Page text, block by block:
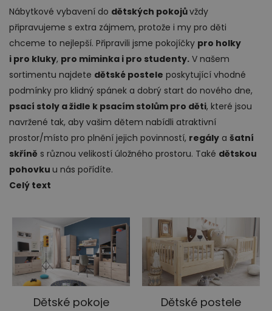
Obývací pokoj
Ložnice
Dětský nábytek
Nábytkové vybavení do dětských pokojůvždy
připravujeme s extra zájmem, protože i my pro děti
chceme to nejlepší. Připravili jsme pokojíčky pro holky
i pro kluky, pro miminka i pro studenty. V našem
sortimentu najdete dětské postele poskytující vhodné
podmínky pro klidný spánek a dobrý start do nového dne,
psací stoly a židle k psacím stolům pro děti, které jsou
navržené tak, aby vašim dětem nabídli atraktivní
prostor/místo pro plnění jejich povinností, regály a šatní
skříně s různou velikostí úložného prostoru. Také dětskou
pohovku u nás pořídíte.
Celý text
Dětské pokoje Dětské postele